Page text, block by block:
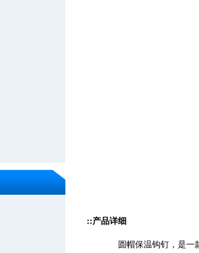
::产品详细
圆帽保温钩钉，是